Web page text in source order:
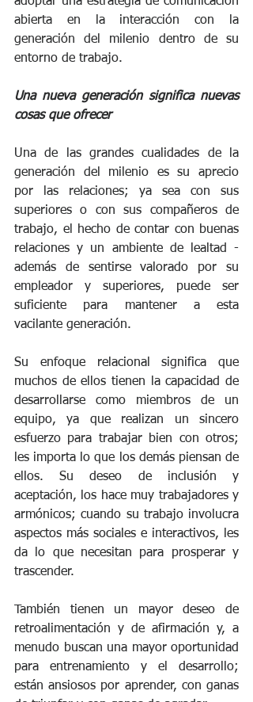
abierta en la interacción con la
generación del milenio dentro de su
entorno de trabajo.
Una nueva generación significa nuevas
cosas que ofrecer
Una de las grandes cualidades de la
generación del milenio es su aprecio
por las relaciones; ya sea con sus
superiores o con sus compañeros de
trabajo, el hecho de contar con buenas
relaciones y un ambiente de lealtad -
además de sentirse valorado por su
empleador y superiores, puede ser
suficiente para mantener a esta
vacilante generación.
Su enfoque relacional significa que
muchos de ellos tienen la capacidad de
desarrollarse como miembros de un
equipo, ya que realizan un sincero
esfuerzo para trabajar bien con otros;
les importa lo que los demás piensan de
ellos. Su deseo de inclusión y
aceptación, los hace muy trabajadores y
armónicos; cuando su trabajo involucra
aspectos más sociales e interactivos, les
da lo que necesitan para prosperar y
trascender.
También tienen un mayor deseo de
retroalimentación y de afirmación y, a
menudo buscan una mayor oportunidad
para entrenamiento y el desarrollo;
están ansiosos por aprender, con ganas